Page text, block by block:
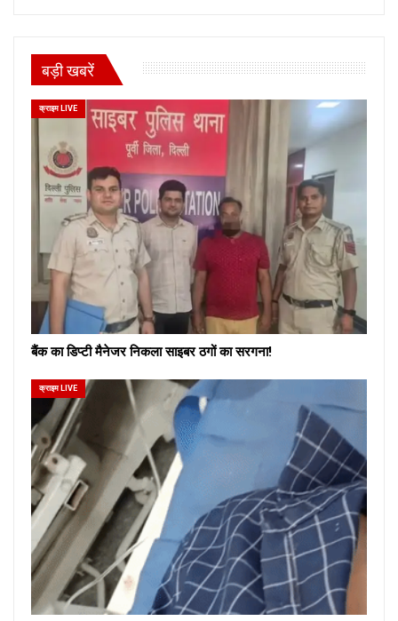
बड़ी खबरें
क्राइम LIVE
बैंक का डिप्टी मैनेजर निकला साइबर ठगों का सरगना!
क्राइम LIVE